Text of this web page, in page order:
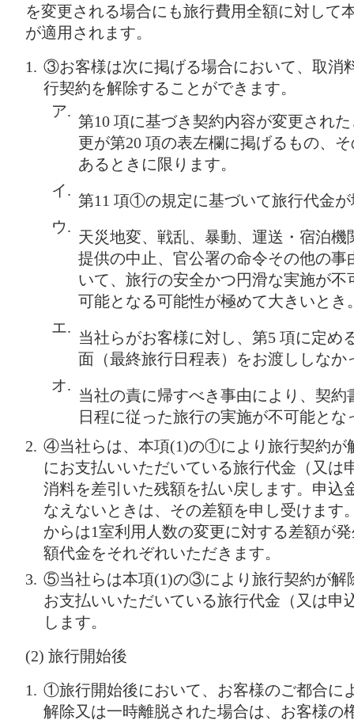
を変更される場合にも旅行費用全額に対して
が適用されます。
③お客様は次に掲げる場合において、取消
行契約を解除することができます。
ア.
第10 項に基づき契約内容が変更され
更が第20 項の表左欄に掲げるもの、
あるときに限ります。
イ.
第11 項①の規定に基づいて旅行代金
ウ.
天災地変、戦乱、暴動、運送・宿泊機
提供の中止、官公署の命令その他の事
いて、旅行の安全かつ円滑な実施が不
可能となる可能性が極めて大きいとき
エ.
当社らがお客様に対し、第5 項に定め
面（最終旅行日程表）をお渡ししなか
オ.
当社の責に帰すべき事由により、契約
日程に従った旅行の実施が不可能とな
④当社らは、本項(1)の①により旅行契約が
にお支払いいただいている旅行代金（又は
消料を差引いた残額を払い戻します。申込
なえないときは、その差額を申し受けます
からは1室利用人数の変更に対する差額が
額代金をそれぞれいただきます。
⑤当社らは本項(1)の③により旅行契約が解
お支払いいただいている旅行代金（又は申
します。
(2) 旅行開始後
①旅行開始後において、お客様のご都合に
解除又は一時離脱された場合は、お客様の